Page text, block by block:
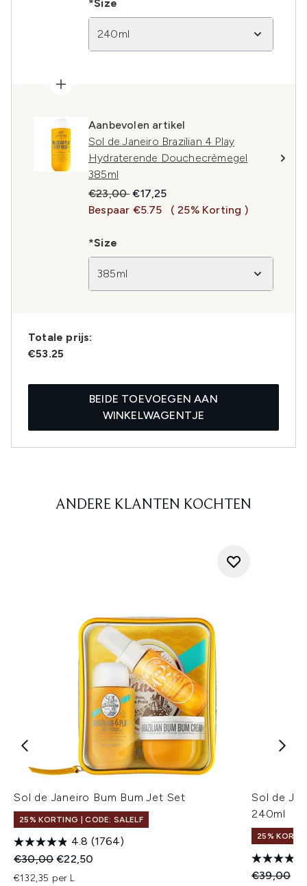
*Size
240ml
Aanbevolen artikel
Sol de Janeiro Brazilian 4 Play
Hydraterende Douchecrèmegel
385ml
Recommended Retail Price:
€23,00Huidige prijs:
€17,25
Bespaar €5.75
( 25% Korting )
*Size
385ml
Totale prijs:
€53.25
BEIDE TOEVOEGEN AAN
WINKELWAGENTJE
ANDERE KLANTEN KOCHTEN
Sol de Janeiro Bum Bum Jet Set
25% KORTING | CODE: SALELF
4.8 (1764)
Recommended Retail Price:
€30,00Huidige prijs:
€22,50
€132,35 per L
Sol de
240ml
25%
€39,00